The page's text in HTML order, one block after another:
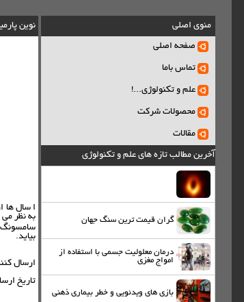
منوی اصلی
صفحه اصلی
تماس باما
علم و تکنولوژی...!
محصولات شرکت
مقالات
آخرین مطالب تازه های علم و تکنولوژی
گران قیمت ترین سنگ جهان
درمان معلولیت جسمی با استفاده از
امواج مغزی
بازی های ویدئویی و خطر بیماری ذهنی
نوین
ا سال ها
به نظر می
بیاید.
ارسال
تاريخ